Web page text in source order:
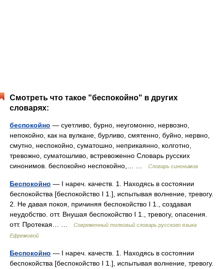
Смотреть что такое "беспокойно" в других
словарях:
беспокойно — суетливо, бурно, неугомонно, нервозно,
непокойно, как на вулкане, бурливо, смятенно, буйно, нервно,
смутно, неспокойно, суматошно, неприкаянно, колготно,
тревожно, суматошливо, встревоженно Словарь русских
синонимов. беспокойно неспокойно,… …
Словарь синонимов
Беспокойно — I нареч. качеств. 1. Находясь в состоянии
беспокойства [беспокойство I 1.], испытывая волнение, тревогу.
2. Не давая покоя, причиняя беспокойство I 1., создавая
неудобство. отт. Внушая беспокойство I 1., тревогу, опасения.
отт. Протекая… …
Современный толковый словарь русского языка
Ефремовой
Беспокойно — I нареч. качеств. 1. Находясь в состоянии
беспокойства [беспокойство I 1.], испытывая волнение, тревогу.